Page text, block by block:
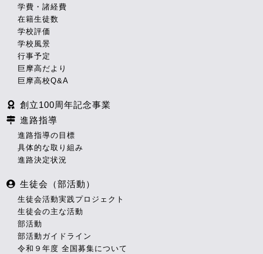
学費・諸経費
在籍生徒数
学校評価
学校風景
行事予定
巨摩高だより
巨摩高校Q&A
創立100周年記念事業
進路指導
進路指導の目標
具体的な取り組み
進路決定状況
生徒会（部活動）
生徒会活動実践プロジェクト
生徒会の主な活動
部活動
部活動ガイドライン
令和９年度 全国募集について